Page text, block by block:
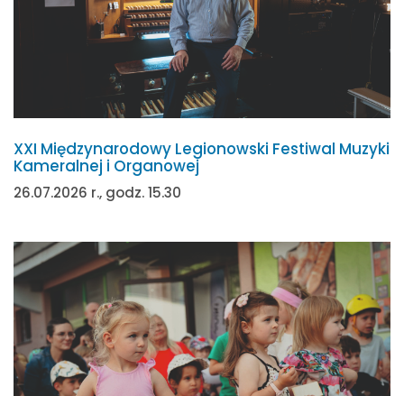
XXI Międzynarodowy Legionowski Festiwal Muzyki
Kameralnej i Organowej
26.07.2026 r., godz. 15.30